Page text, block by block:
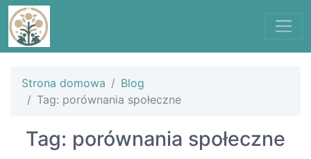
Strona domowa
Blog
Tag: porównania społeczne
Tag: porównania społeczne